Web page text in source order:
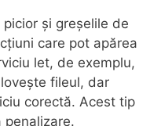
și greșelile de
care pot apărea
let, de exemplu,
fileul, dar
corectă. Acest tip
penalizare.